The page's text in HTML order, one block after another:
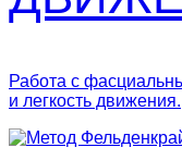
Работа с
и легкость движения.